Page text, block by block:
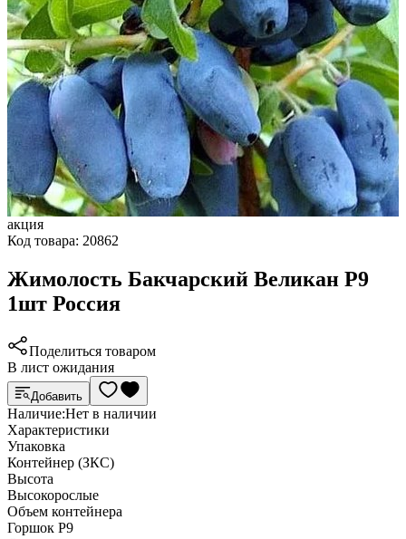
акция
Код товара: 20862
Жимолость Бакчарский Великан Р9
1шт Россия
Поделиться товаром
В лист ожидания
Добавить
Наличие:Нет в наличии
Характеристики
Упаковка
Контейнер (ЗКС)
Высота
Высокорослые
Объем контейнера
Горшок Р9